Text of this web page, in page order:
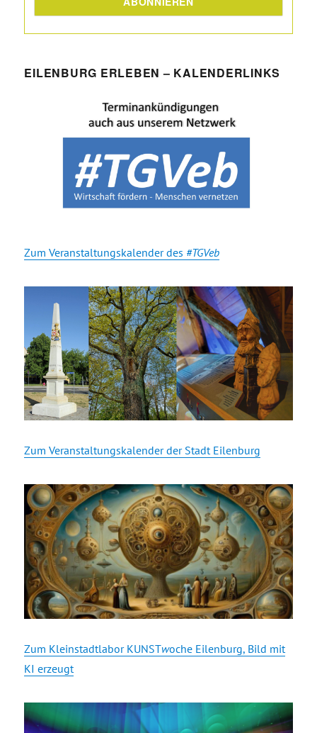
EILENBURG ERLEBEN – KALENDERLINKS
Zum Veranstaltungskalender des #TGVeb
Zum Veranstaltungskalender der Stadt Eilenburg
Zum Kleinstadtlabor KUNSTwoche Eilenburg, Bild mit
KI erzeugt